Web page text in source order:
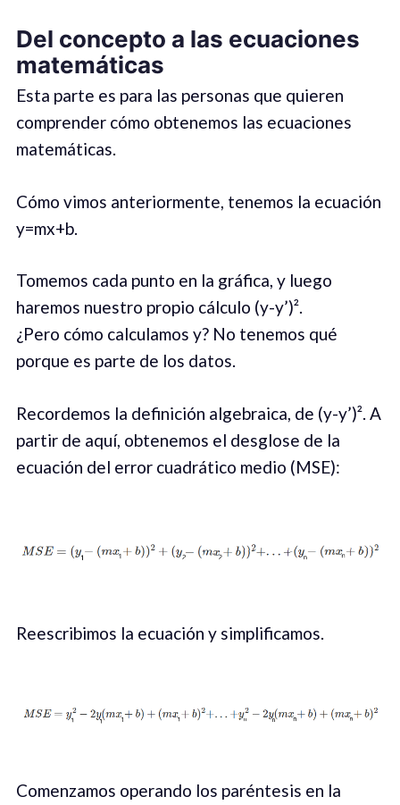
Del concepto a las ecuaciones
matemáticas
Esta parte es para las personas que quieren
comprender cómo obtenemos las ecuaciones
matemáticas.
Cómo vimos anteriormente, tenemos la ecuación
y=mx+b.
Tomemos cada punto en la gráfica, y luego
haremos nuestro propio cálculo (y-y’)².
¿Pero cómo calculamos y? No tenemos qué
porque es parte de los datos.
Recordemos la definición algebraica, de (y-y’)². A
partir de aquí, obtenemos el desglose de la
ecuación del error cuadrático medio (MSE):
Reescribimos la ecuación y simplificamos.
Comenzamos operando los paréntesis en la